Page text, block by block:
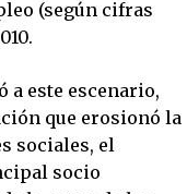
(según cifras
a este escenario,
que erosionó la
sociales, el
socio